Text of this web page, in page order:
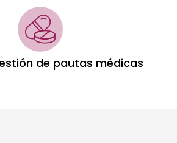
de pautas médicas